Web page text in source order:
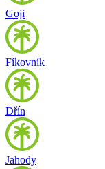
Goji
Fíkovník
Dřín
Jahody